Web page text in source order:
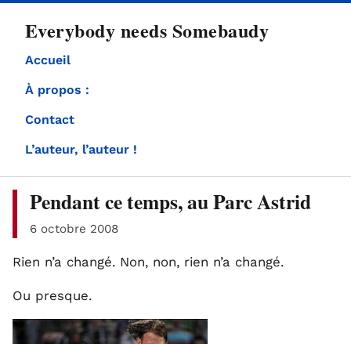
Everybody needs Somebaudy
Accueil
À propos :
Contact
L’auteur, l’auteur !
Pendant ce temps, au Parc Astrid
6 octobre 2008
Rien n’a changé. Non, non, rien n’a changé.
Ou presque.